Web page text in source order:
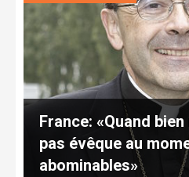
France: «Quand bien
pas évêque au
abominables»